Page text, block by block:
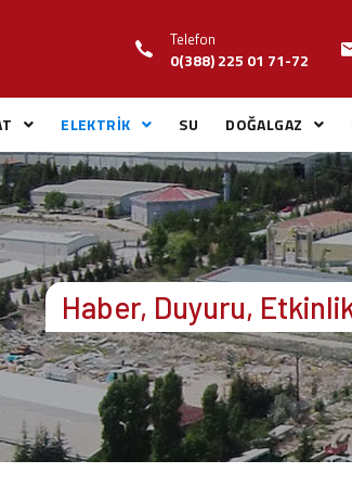
Telefon
0(388) 225 01 71-72
ELEKTRİK SU DOĞALGAZ
Haber, Duyuru,